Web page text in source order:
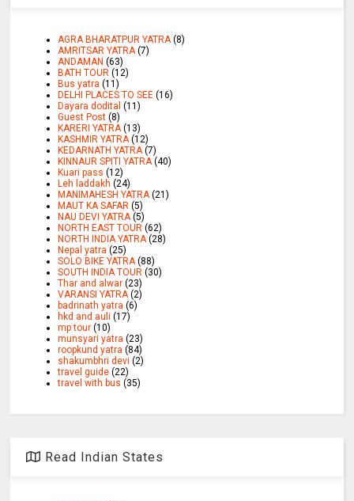
AGRA BHARATPUR YATRA (8)
AMRITSAR YATRA (7)
ANDAMAN (63)
BATH TOUR (12)
Bus yatra (11)
DELHI PLACES TO SEE (16)
Dayara dodital (11)
Guest Post (8)
KARERI YATRA (13)
KASHMIR YATRA (12)
KEDARNATH YATRA (7)
KINNAUR SPITI YATRA (40)
Kuari pass (12)
Leh laddakh (24)
MANIMAHESH YATRA (21)
MAUT KA SAFAR (5)
NAU DEVI YATRA (5)
NORTH EAST TOUR (62)
NORTH INDIA YATRA (28)
Nepal yatra (25)
SOLO BIKE YATRA (88)
SOUTH INDIA TOUR (30)
Thar and alwar (23)
VARANSI YATRA (2)
badrinath yatra (6)
hkd and auli (17)
mp tour (10)
munsyari yatra (23)
roopkund yatra (84)
shakumbhri devi (2)
travel guide (22)
travel with bus (35)
Read Indian States